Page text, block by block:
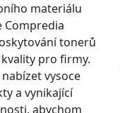
materiálu
Compredia
tonerů
pro firmy.
vysoce
a vynikající
abychom